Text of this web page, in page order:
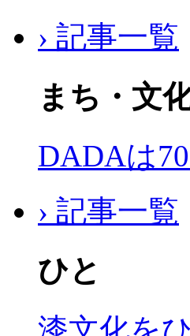
› 記事一覧
まち・文
DADAは
› 記事一覧
ひと